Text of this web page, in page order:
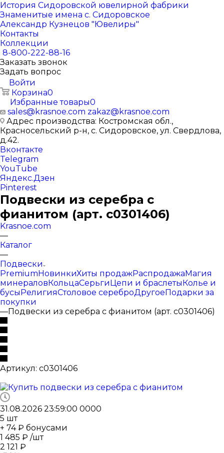
История Сидоровской ювелирной фабрики
Знаменитые имена с. Сидоровское
Александр Кузнецов "Ювелиры"
Контакты
Коллекции
8-800-222-88-16
Заказать звонок
Задать вопрос
Войти
Корзина0
Избранные товары0
sales@krasnoe.com zakaz@krasnoe.com
Адрес производства: Костромская обл.,
Красносельский р-н, с. Сидоровское, ул. Свердлова,
д.42.
Вконтакте
Telegram
YouTube
Яндекс.Дзен
Pinterest
Подвески из серебра с
фианитом (арт. с0301406)
Krasnoe.com
—
Каталог
—
Подвески
PremiumНовинкиХиты продажРаспродажаМагия
минераловКольцаСерьгиЦепи и браслетыКолье и
бусыРелигияСтоловое сереброДругоеПодарки за
покупки
—Подвески из серебра с фианитом (арт. с0301406)
Артикул: с0301406
31.08.2026 23:59:00 0000
5 шт
+ 74 ₽ бонусами
1 485 ₽ /шт
2 121 ₽